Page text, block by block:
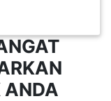
ANDA